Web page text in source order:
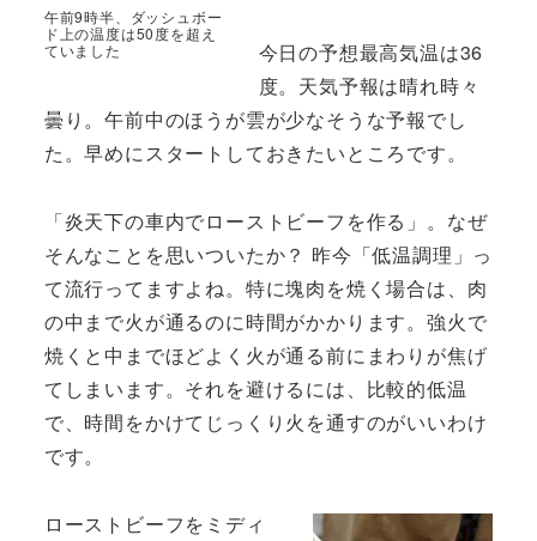
午前9時半、ダッシュボー
ド上の温度は50度を超え
ていました
今日の予想最高気温は36
度。天気予報は晴れ時々
曇り。午前中のほうが雲が少なそうな予報でし
た。早めにスタートしておきたいところです。
「炎天下の車内でローストビーフを作る」。なぜ
そんなことを思いついたか？ 昨今「低温調理」っ
て流行ってますよね。特に塊肉を焼く場合は、肉
の中まで火が通るのに時間がかかります。強火で
焼くと中までほどよく火が通る前にまわりが焦げ
てしまいます。それを避けるには、比較的低温
で、時間をかけてじっくり火を通すのがいいわけ
です。
ローストビーフをミディ